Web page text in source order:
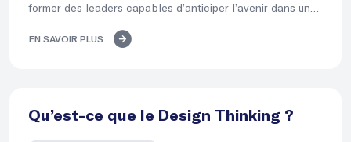
former des leaders capables d’anticiper l’avenir dans un
EN SAVOIR PLUS
Qu’est-ce que le Design Thinking ?